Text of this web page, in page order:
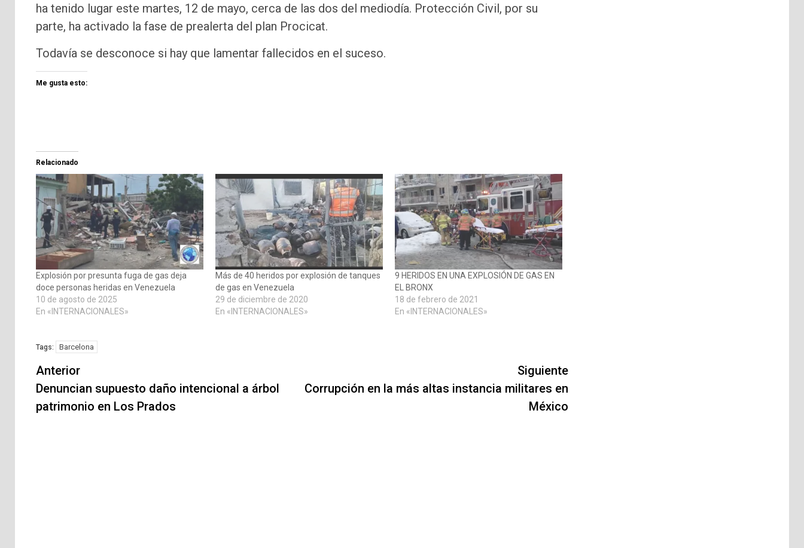
ha tenido lugar este martes, 12 de mayo, cerca de las dos del mediodía. Protección Civil, por su
parte, ha activado la fase de prealerta del plan Procicat.
Todavía se desconoce si hay que lamentar fallecidos en el suceso.
Me gusta esto:
Relacionado
Explosión por presunta fuga de gas deja
doce personas heridas en Venezuela
10 de agosto de 2025
En «INTERNACIONALES»
Más de 40 heridos por explosión de tanques
de gas en Venezuela
29 de diciembre de 2020
En «INTERNACIONALES»
9 HERIDOS EN UNA EXPLOSIÓN DE GAS EN
EL BRONX
18 de febrero de 2021
En «INTERNACIONALES»
Tags: Barcelona
Navegación
de
entradas
Anterior
Denuncian supuesto daño intencional a árbol
patrimonio en Los Prados
Siguiente
Corrupción en la más altas instancia militares en
México